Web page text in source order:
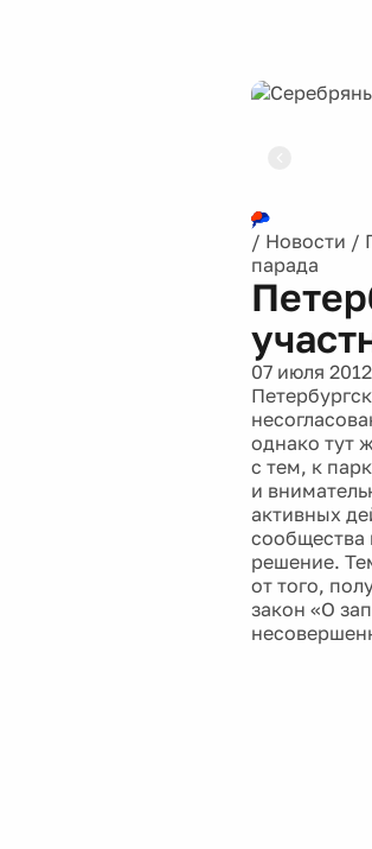
/ Новости /
парада
07 июля 2012
однако тут
с тем, к
и
активных
сообщества
решение.
от того,
закон «О